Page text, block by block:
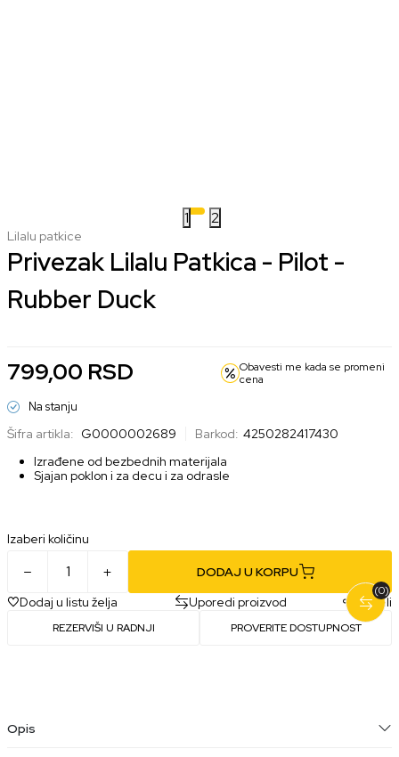
1 2
Lilalu patkice
Privezak Lilalu Patkica - Pilot -
Rubber Duck
799,00 RSD
Obavesti me kada se promeni
cena
Na stanju
Šifra artikla: G0000002689 Barkod: 4250282417430
Izrađene od bezbednih materijala
Sjajan poklon i za decu i za odrasle
Izaberi količinu
DODAJ U KORPU
Dodaj u listu želja
Uporedi proizvod Podeli
REZERVIŠI U RADNJI PROVERITE DOSTUPNOST
(0)
Opis